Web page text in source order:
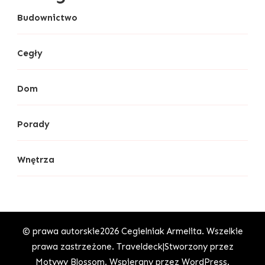
Budownictwo
Cegły
Dom
Porady
Wnętrza
© prawa autorskie2026 Cegielniak Armelita. Wszelkie
prawa zastrzeżone. Traveldeck|Stworzony przez
Motywy Blossom. Wspierany przez WordPress.